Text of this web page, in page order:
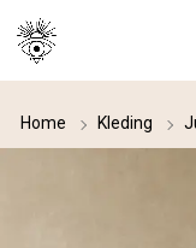
Home Kleding